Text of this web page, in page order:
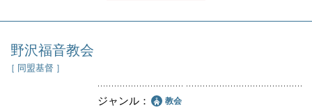
野沢福音教会
［ 同盟基督 ］
ジャンル 教会